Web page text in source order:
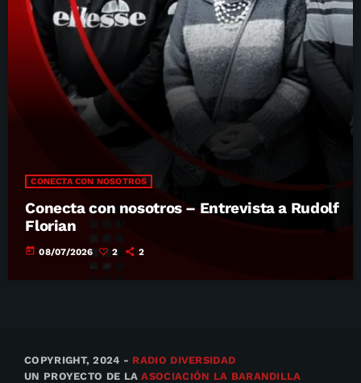
CONECTA CON NOSOTROS
Conecta con nosotros – Entrevista a Rudolf
Florian
today 08/07/2026 2 2
COPYRIGHT, 2024 - RADIO DIVERSIDAD
UN PROYECTO DE LAASOCIACIÓN LA BARANDILLA